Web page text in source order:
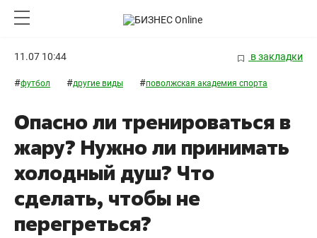
11.07 10:44 в закладки
#футбол #другие виды #поволжская академия спорта
Опасно ли тренироваться в
жару? Нужно ли принимать
холодный душ? Что
сделать, чтобы не
перегреться?